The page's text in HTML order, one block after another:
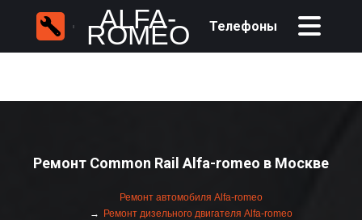
ALFA-
ROMEO Телефоны
Ремонт Common Rail Alfa-romeo в Москве
Ремонт автомобиля Alfa-romeo
Ремонт дизельного двигателя Alfa-romeo